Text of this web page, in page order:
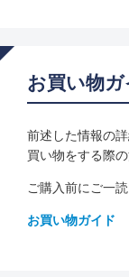
お買い物ガ
前述した情報の
買い物をする際
ご購入前にご一
お買い物ガイド